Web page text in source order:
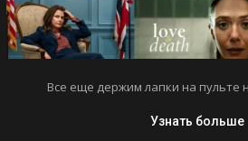
Все еще держим лапки на пульте
Узнать больше